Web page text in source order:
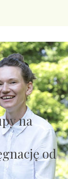
na
od